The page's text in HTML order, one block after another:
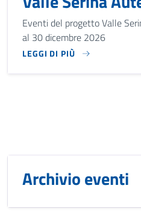
Eventi del progetto Valle
al 30 dicembre 2026
LEGGI DI PIÙ
EVENTI DEL PROGETTO
Archivio eventi